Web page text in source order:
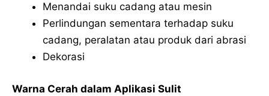
Menandai suku cadang atau mesin
Perlindungan sementara terhadap suku
cadang, peralatan atau produk dari abrasi
Dekorasi
Warna Cerah dalam Aplikasi Sulit